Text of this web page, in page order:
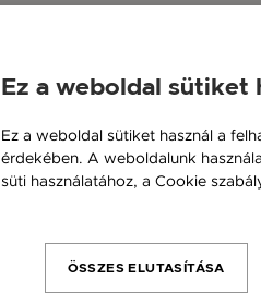
Ez a weboldal sütiket
Ez a weboldal sütiket használ a
érdekében. A weboldalunk
süti használatához, a Cookie
ÖSSZES ELUTASÍTÁSA